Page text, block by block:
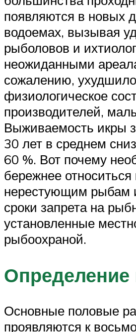
появляются в новых
водоемах, вызывая
рыболовов и
неожиданными
сожалению,
физиологическое
производителей,
Выживаемость икры
30 лет в среднем
60 %. Вот почему
бережнее относиться
нерестующим рыбам
сроки запрета на
установленные
рыбоохраной.
Определение
Основные половые
проявляются к